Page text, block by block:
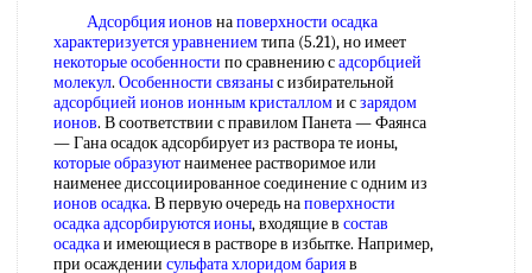
Адсорбция ионов наповерхности осадка
характеризуется уравнениемтипа (5.21), но имеет
некоторые особенности по сравнению садсорбцией
молекул. Особенности связаныс избирательной
адсорбцией ионов ионным кристалломи сзарядом
ионов. В соответствии с правилом Панета — Фаянса
— Гана осадок адсорбирует из раствора те ионы,
которые образуютнаименее растворимое или
наименее диссоциированное соединение с одним из
ионов осадка. В первую очередь наповерхности
осадкаадсорбируются ионы, входящие в состав
осадкаи имеющиеся в растворе в избытке. Например,
при осаждении сульфата хлоридом барияв